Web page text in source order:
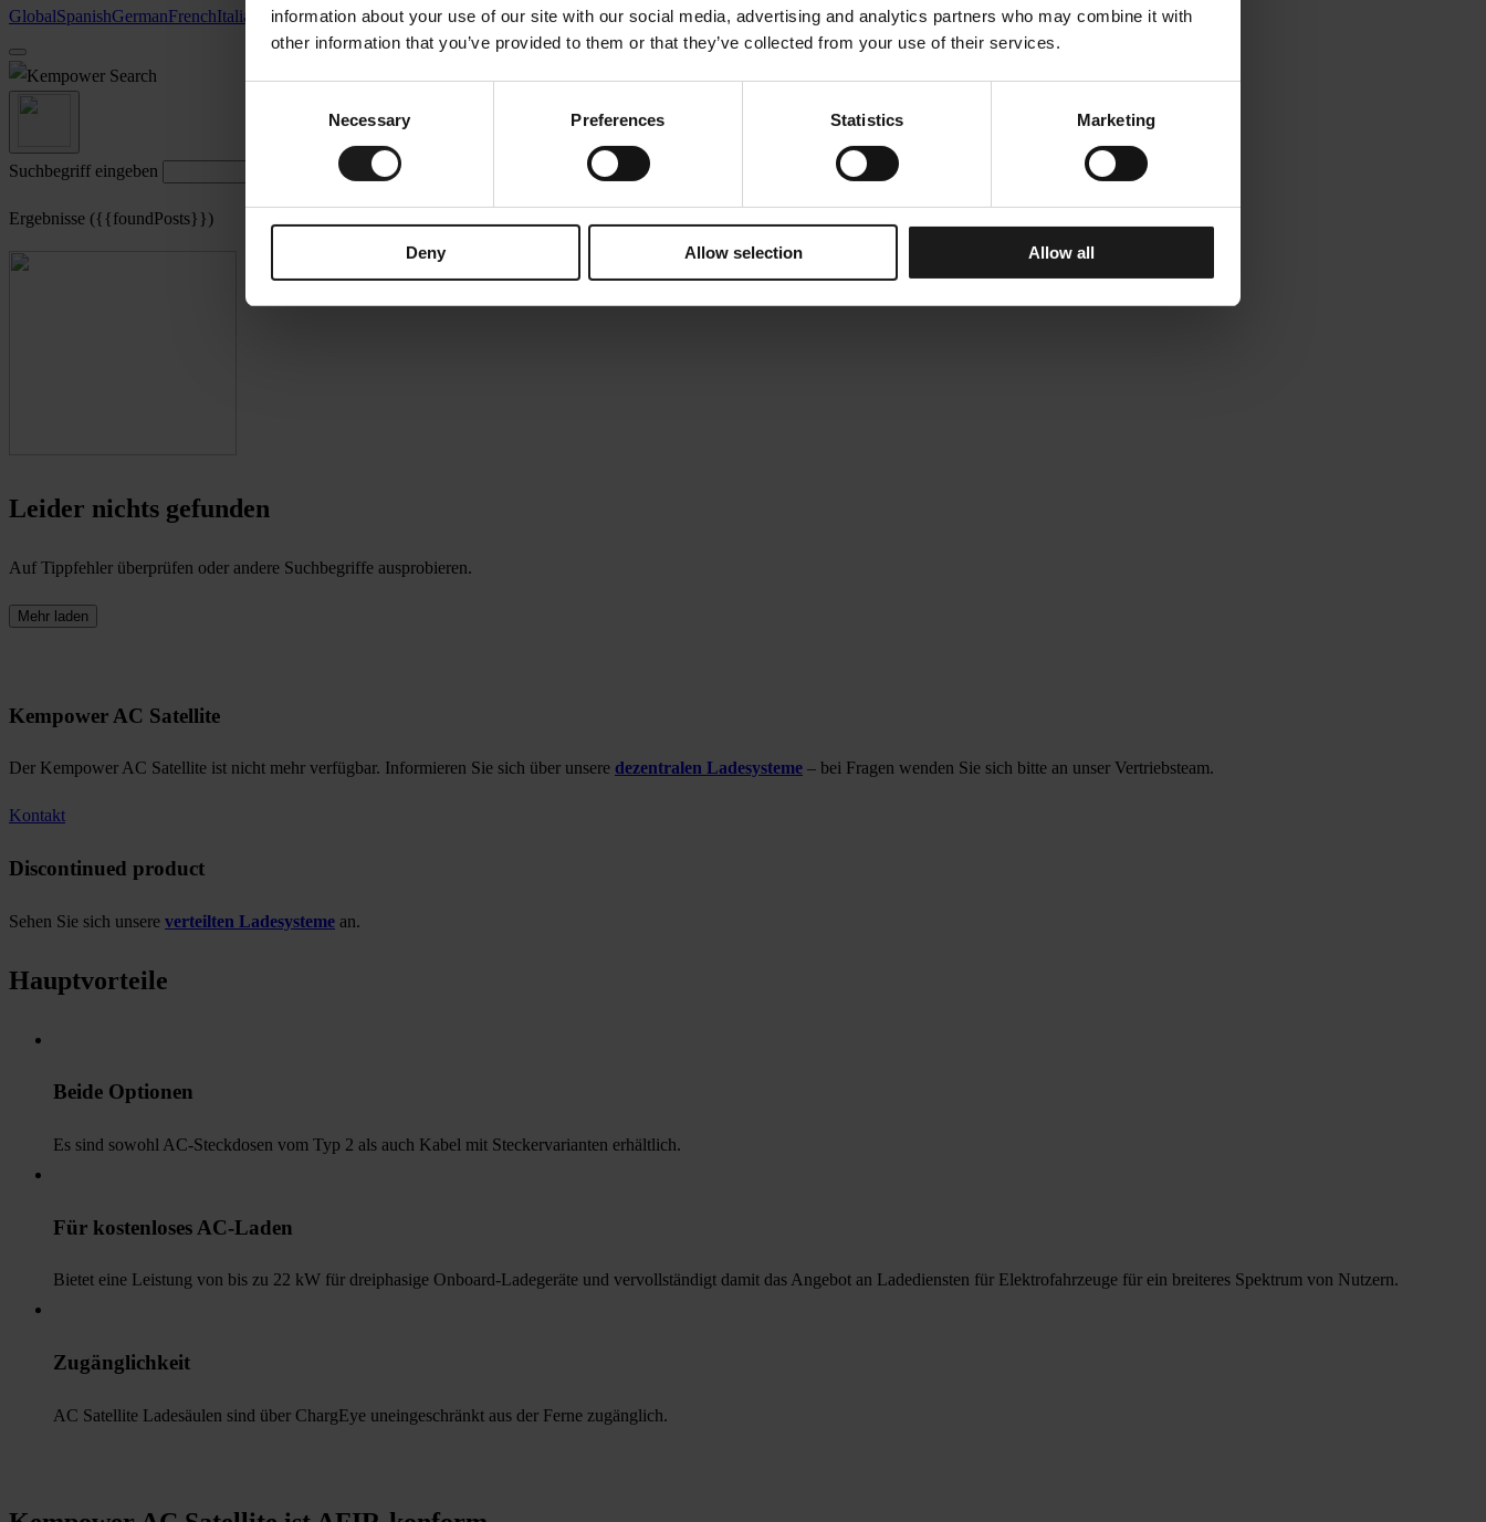
information about your use of our site with our social media, advertising and analytics partners who may combine it with
other information that you’ve provided to them or that they’ve collected from your use of their services.
Necessary Preferences Statistics Marketing
Deny Allow selection Allow all
GlobalSpanishGermanFrenchItalian SwedishNorth America
Search
Suchbegriff eingeben
Ergebnisse ({{foundPosts}})
Leider nichts gefunden
Auf Tippfehler überprüfen oder andere Suchbegriffe ausprobieren.
Mehr laden
Kempower AC Satellite
Der Kempower AC Satellite ist nicht mehr verfügbar. Informieren Sie sich über unsere dezentralen Ladesysteme – bei Fragen wenden Sie sich bitte an unser Vertriebsteam.
Kontakt
Discontinued product
Sehen Sie sich unsere verteilten Ladesysteme an.
Hauptvorteile
Beide Optionen
Es sind sowohl AC-Steckdosen vom Typ 2 als auch Kabel mit Steckervarianten erhältlich.
Für kostenloses AC-Laden
Bietet eine Leistung von bis zu 22 kW für dreiphasige Onboard-Ladegeräte und vervollständigt damit das Angebot an Ladediensten für Elektrofahrzeuge für ein breiteres Spektrum von Nutzern.
Zugänglichkeit
AC Satellite Ladesäulen sind über ChargEye uneingeschränkt aus der Ferne zugänglich.